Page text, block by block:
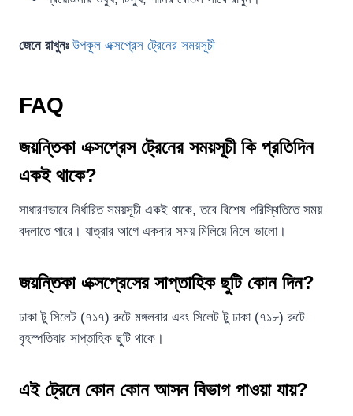
জেনে রাখুনঃ উপকূল এক্সপ্রেস ট্রেনের সময়সূচী
FAQ
জয়ন্তিকা এক্সপ্রেস ট্রেনের সময়সূচী কি প্রতিদিন
একই থাকে?
সাধারণভাবে নির্ধারিত সময়সূচী একই থাকে, তবে বিশেষ পরিস্থিতিতে সময়
বদলাতে পারে। যাত্রার আগে একবার সময় মিলিয়ে নিলে ভালো।
জয়ন্তিকা এক্সপ্রেসের সাপ্তাহিক ছুটি কোন দিন?
ঢাকা টু সিলেট (৭১৭) রুটে মঙ্গলবার এবং সিলেট টু ঢাকা (৭১৮) রুটে
বৃহস্পতিবার সাপ্তাহিক ছুটি থাকে।
এই ট্রেনে কোন কোন আসন বিভাগ পাওয়া যায়?